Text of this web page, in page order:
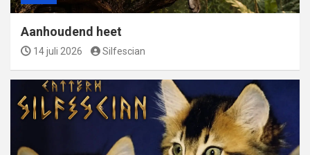
Aanhoudend heet
14 juli 2026 Silfescian